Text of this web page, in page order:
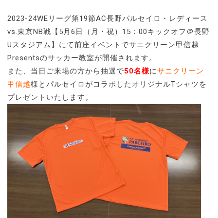
2023-24WEリーグ第19節AC長野パルセイロ・レディース
vs.東京NB戦【5月6日（月・祝）15：00キックオフ＠長野
Uスタジアム】にて前座イベントでサニクリーン甲信越
Presentsのサッカー教室が開催されます。
また、当日ご来場の方から抽選で50名様にサニクリーン
甲信越様とパルセイロがコラボしたオリジナルTシャツを
プレゼントいたします。